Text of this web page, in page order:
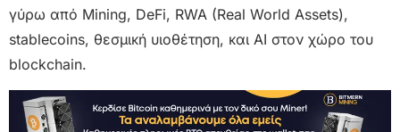
γύρω από Mining, DeFi, RWA (Real World Assets),
stablecoins, θεσμική υιοθέτηση, και AI στον χώρο του
blockchain.